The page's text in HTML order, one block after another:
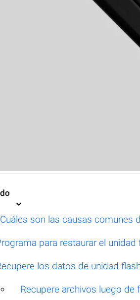
son las causas comunes
para restaurar el unidad
los datos de unidad
Recupere archivos luego de